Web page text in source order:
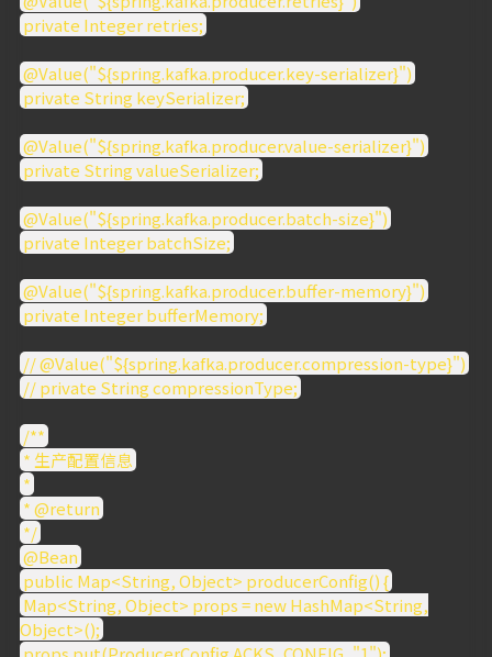
private Integer retries;
@Value("${spring.kafka.producer.key-serializer}")
private String keySerializer;
@Value("${spring.kafka.producer.value-serializer}")
private String valueSerializer;
@Value("${spring.kafka.producer.batch-size}")
private Integer batchSize;
@Value("${spring.kafka.producer.buffer-memory}")
private Integer bufferMemory;
// @Value("${spring.kafka.producer.compression-type}")
// private String compressionType;
/**
* 生产配置信息
*
* @return
*/
@Bean
public Map<String, Object> producerConfig() {
Map<String, Object> props = new HashMap<String,
Object>();